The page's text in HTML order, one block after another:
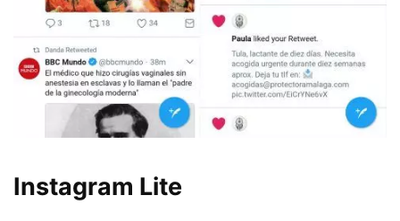
Instagram Lite